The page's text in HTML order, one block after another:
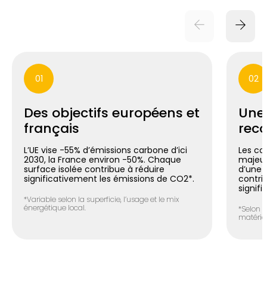
01
Des objectifs européens et
français
L’UE vise -55% d’émissions carbone d’ici
2030, la France environ -50%. Chaque
surface isolée contribue à réduire
significativement les émissions de CO2*.
*Variable selon la superficie, l’usage et le mix
énergétique local.
02
Les
d’une
*Selon